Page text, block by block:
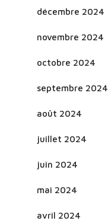
décembre 2024
novembre 2024
octobre 2024
septembre 2024
août 2024
juillet 2024
juin 2024
mai 2024
avril 2024